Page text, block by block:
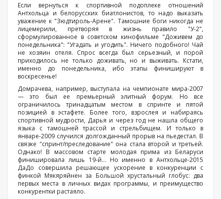
Если вернуться к спортивной подоплеке отношений
Антхольца и белорусских биатлонистов, то надо выказать
уважение к "Зюдтироль-Арене". Тамошние боги никогда не
лицемерили, претворяя в жизнь правило "У-2",
сформулированное в советском кинофильме "Доживем до
понедельника": "Угадать и угодить". Ничего подобного! Чай
не хозяин отеля. Спрос всегда был серьезный, и порой
приходилось не только доживать, но и выживать. Кстати,
именно до понедельника, ибо этапы финишируют в
воскресенье!
Домрачева, например, выступала на чемпионате мира-2007
— это был ее премьерный элитный форум. Но все
ограничилось тринадцатым местом в спринте и пятой
позицией в эстафете. Более того, взрослея и набираясь
спортивной мудрости, Дарья и через год не нашла общего
языка с тамошней трассой и стрельбищем. И только в
январе-2009 случился долгожданный прорыв на пьедестал. В
связке "спринт/преследование" она стала второй и третьей.
Однако! В массовом старте молодая прима из Беларуси
финишировала лишь 19-й… Но именно в Антхольце-2015
ДаДо совершила решающее ускорение в конкуренции с
финкой Мякяряйнен за Большой хрустальный глобус: два
первых места в личных видах программы, и преимущество
конкурентки растаяло.